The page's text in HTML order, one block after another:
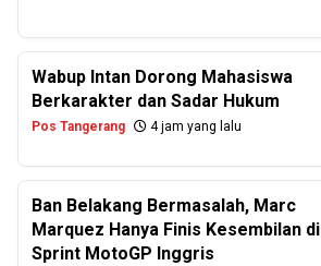
Wabup Intan Dorong Mahasiswa
Berkarakter dan Sadar Hukum
Pos Tangerang 4 jam yang lalu
Ban Belakang Bermasalah, Marc
Marquez Hanya Finis Kesembilan di
Sprint MotoGP Inggris